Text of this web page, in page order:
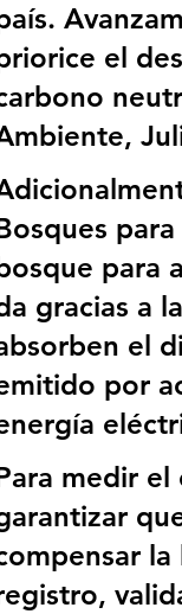
el
para
gracias a
el
por
medir